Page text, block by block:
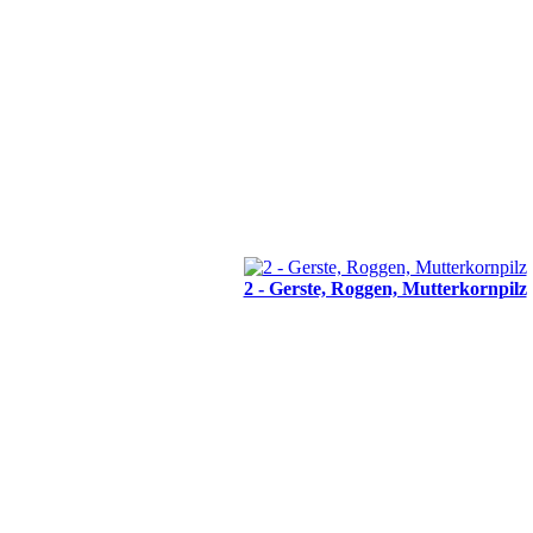
2 - Gerste, Roggen, Mutterkornpilz